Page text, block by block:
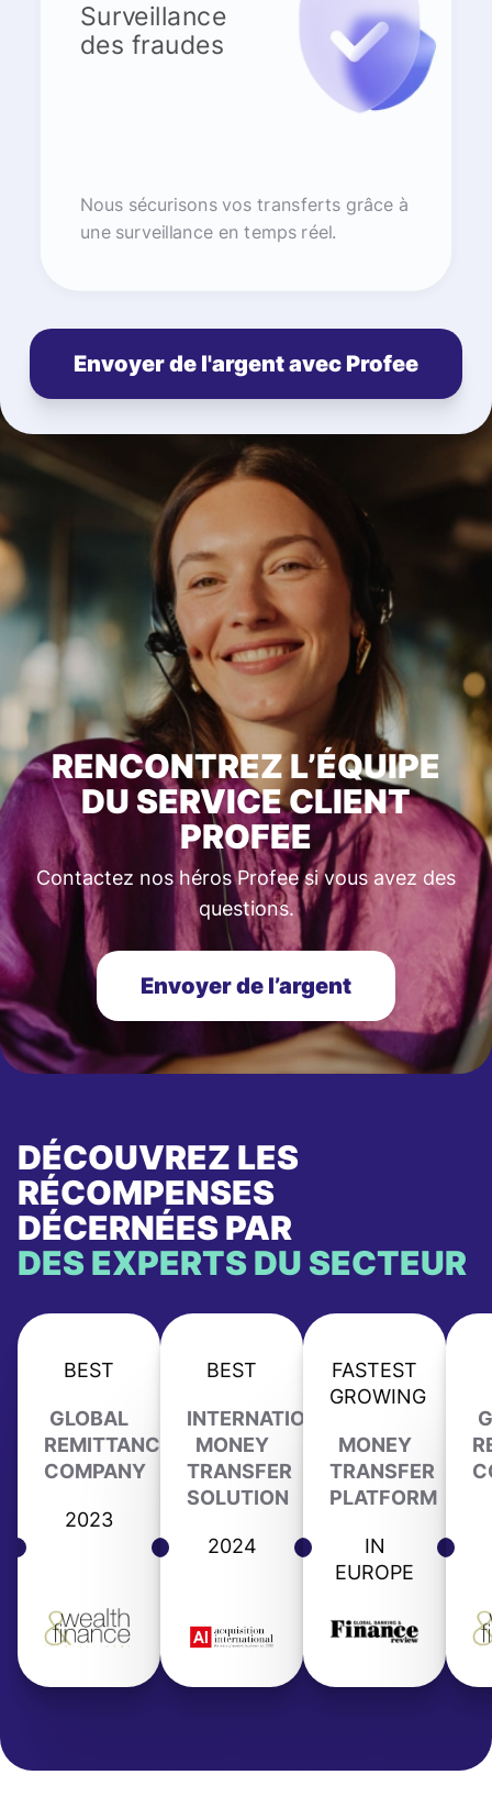
Surveillance
des fraudes
Nous sécurisons vos transferts grâce à
une surveillance en temps réel.
Envoyer de l'argent avec Profee
RENCONTREZ L’ÉQUIPE
DU SERVICE CLIENT
PROFEE
Contactez nos héros Profee si vous avez des
questions.
Envoyer de l’argent
DÉCOUVREZ LES
RÉCOMPENSES
DÉCERNÉES PAR
DES EXPERTS DU SECTEUR
BEST
GLOBAL
REMITTANCE
COMPANY
2023
BEST
INTERNATIONAL
MONEY
TRANSFER
SOLUTION
2024
FASTEST
GROWING
MONEY
TRANSFER
PLATFORM
IN
EUROPE